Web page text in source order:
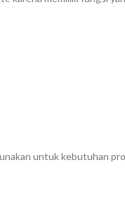
untuk kebutuhan